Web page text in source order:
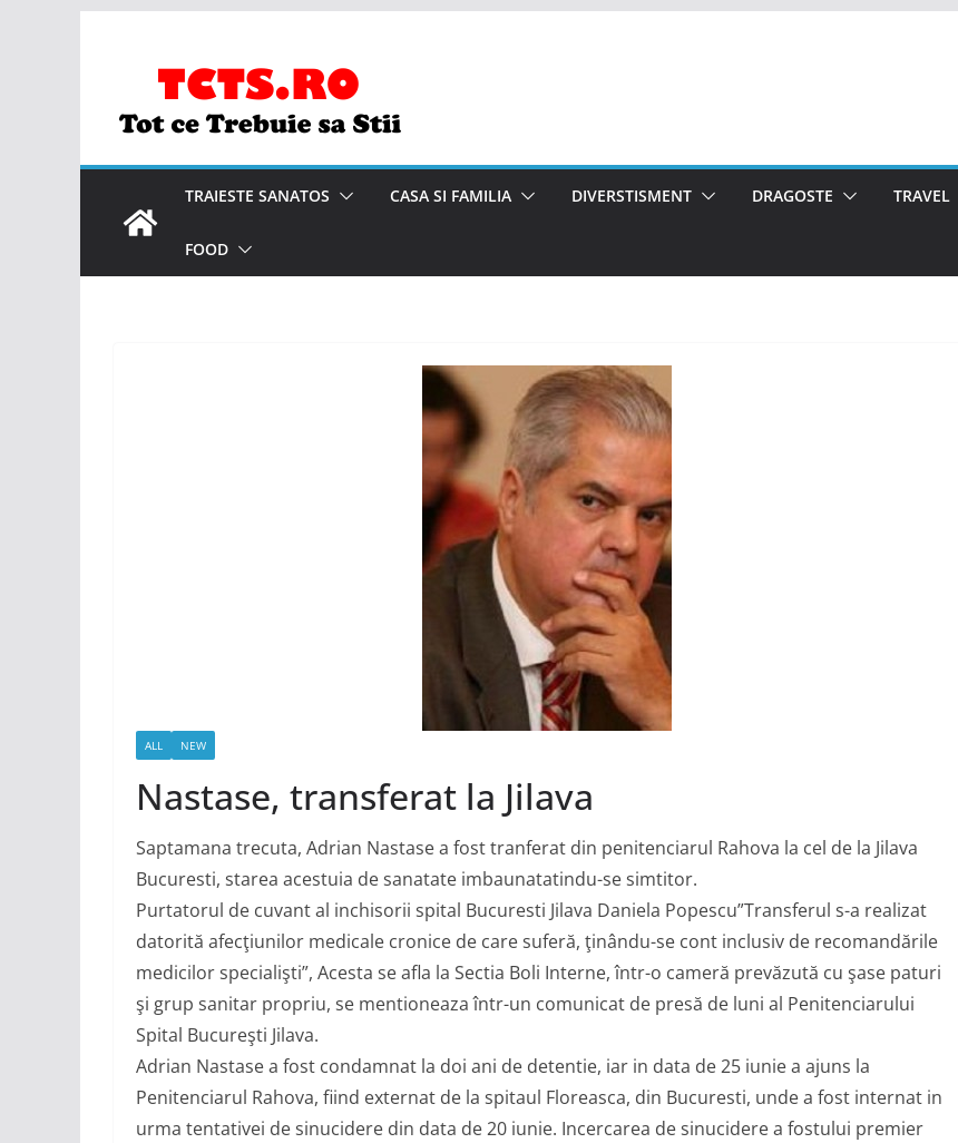
TRAIESTE SANATOS CASA SI FAMILIA DIVERSTISMENT DRAGOSTE TRAVEL
FOOD
ALL NEW
Nastase, transferat la Jilava
Saptamana trecuta, Adrian Nastase a fost tranferat din penitenciarul Rahova la cel de la Jilava
Bucuresti, starea acestuia de sanatate imbaunatatindu-se simtitor.
Purtatorul de cuvant al inchisorii spital Bucuresti Jilava Daniela Popescu”Transferul s-a realizat
datorită afecţiunilor medicale cronice de care suferă, ţinându-se cont inclusiv de recomandările
medicilor specialişti”, Acesta se afla la Sectia Boli Interne, într-o cameră prevăzută cu şase paturi
şi grup sanitar propriu, se mentioneaza într-un comunicat de presă de luni al Penitenciarului
Spital Bucureşti Jilava.
Adrian Nastase a fost condamnat la doi ani de detentie, iar in data de 25 iunie a ajuns la
Penitenciarul Rahova, fiind externat de la spitaul Floreasca, din Bucuresti, unde a fost internat in
urma tentativei de sinucidere din data de 20 iunie. Incercarea de sinucidere a fostului premier